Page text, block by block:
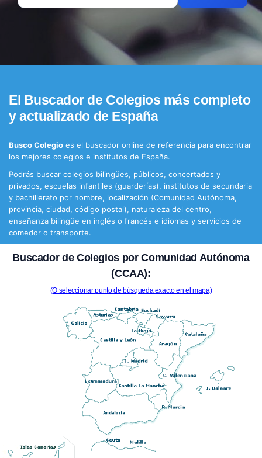
El Buscador de Colegios más completo
y actualizado de España
Busco Colegio es el buscador online de referencia para encontrar
los mejores colegios e institutos de España.
Podrás buscar colegios bilingües, públicos, concertados y
privados, escuelas infantiles (guarderías), institutos de secundaria
y bachillerato por nombre, localización (Comunidad Autónoma,
provincia, ciudad, código postal), naturaleza del centro,
enseñanza bilingüe en inglés o francés e idiomas y servicios de
comedor o transporte.
Buscador de Colegios por Comunidad Autónoma
(CCAA):
(O seleccionar punto de búsqueda exacto en el mapa)